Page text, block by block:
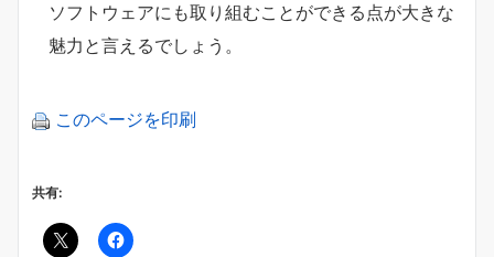
ソフトウェアにも取り組むことができる点が大きな
魅力と言えるでしょう。
このページを印刷
共有: